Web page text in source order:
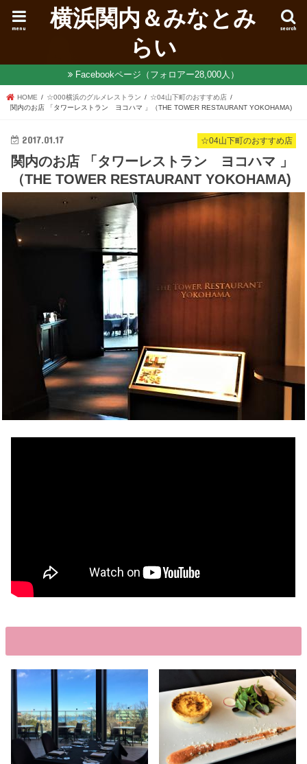
横浜関内＆みなとみ
らい
search
menu
Facebookページ（フォロアー28,000人）
HOME ☆000横浜のグルメレストラン
☆04山下町のおすすめ店
関内のお店 「タワーレストラン ヨコハマ 」（THE TOWER RESTAURANT YOKOHAMA)
☆04山下町のおすすめ店
2017.01.17
関内のお店 「タワーレストラン ヨコハマ 」
（THE TOWER RESTAURANT YOKOHAMA)